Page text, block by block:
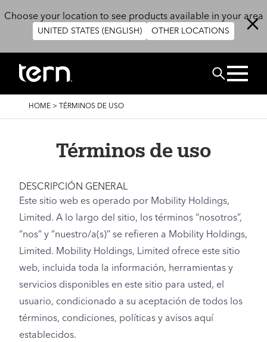
Choose your location to see products available in your area
UNITED STATES (ENGLISH) OTHER LOCATIONS
BUSCAR
BREADCRUMB
HOME > TÉRMINOS DE USO
Términos de uso
DESCRIPCIÓN GENERAL
Este sitio web es operado por Mobility Holdings,
Limited. A lo largo del sitio, los términos “nosotros”,
“nos” y “nuestro/a(s)” se refieren a Mobility Holdings,
Limited. Mobility Holdings, Limited ofrece este sitio
web, incluida toda la información, herramientas y
servicios disponibles en este sitio para usted, el
usuario, condicionado a su aceptación de todos los
términos, condiciones, políticas y avisos aquí
establecidos.